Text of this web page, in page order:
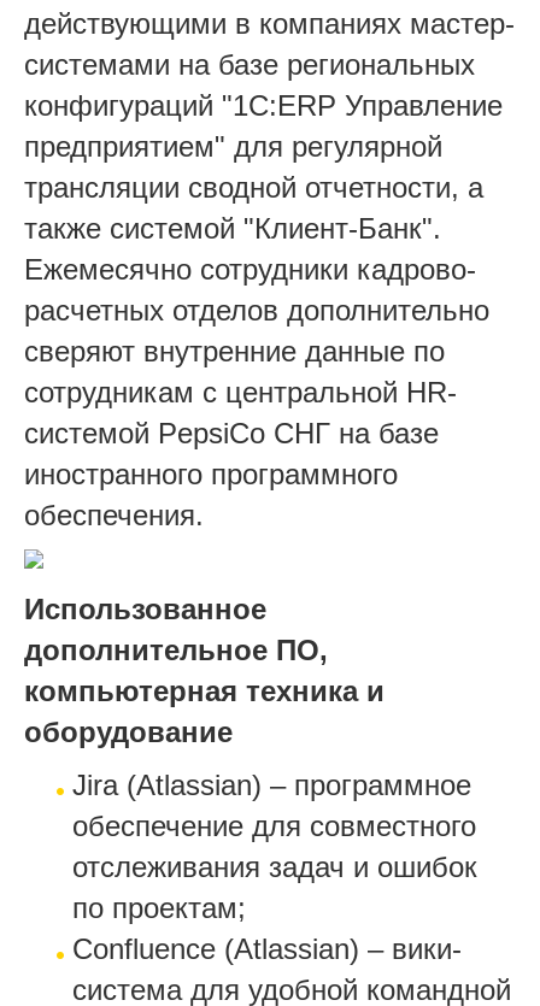
действующими в компаниях мастер-
системами на базе региональных
конфигураций "1С:ERP Управление
предприятием" для регулярной
трансляции сводной отчетности, а
также системой "Клиент-Банк".
Ежемесячно сотрудники кадрово-
расчетных отделов дополнительно
сверяют внутренние данные по
сотрудникам с центральной HR-
системой PepsiCо СНГ на базе
иностранного программного
обеспечения.
Использованное
дополнительное ПО,
компьютерная техника и
оборудование
Jira (Atlassian) – программное
обеспечение для совместного
отслеживания задач и ошибок
по проектам;
Confluence (Atlassian) – вики-
система для удобной командной